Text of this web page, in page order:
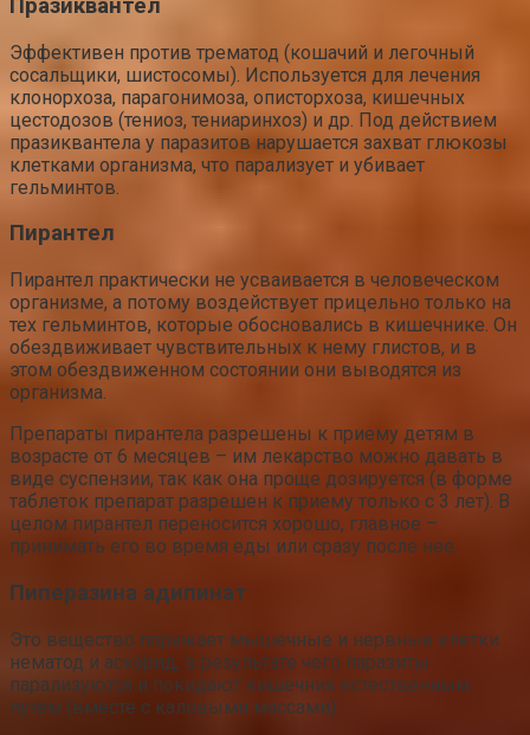
Празиквантел
Эффективен против трематод (кошачий и легочный
сосальщики, шистосомы). Используется для лечения
клонорхоза, парагонимоза, описторхоза, кишечных
цестодозов (тениоз, тениаринхоз) и др. Под действием
празиквантела у паразитов нарушается захват глюкозы
клетками организма, что парализует и убивает
гельминтов.
Пирантел
Пирантел практически не усваивается в человеческом
организме, а потому воздействует прицельно только на
тех гельминтов, которые обосновались в кишечнике. Он
обездвиживает чувствительных к нему глистов, и в
этом обездвиженном состоянии они выводятся из
организма.
Препараты пирантела разрешены к приему детям в
возрасте от 6 месяцев – им лекарство можно давать в
виде суспензии, так как она проще дозируется (в форме
таблеток препарат разрешен к приему только с 3 лет). В
целом пирантел переносится хорошо, главное –
принимать его во время еды или сразу после нее.
Пиперазина адипинат
Это вещество поражает мышечные и нервные клетки
нематод и аскарид, в результате чего паразиты
парализуются и покидают кишечник естественным
путем (вместе с каловыми массами).